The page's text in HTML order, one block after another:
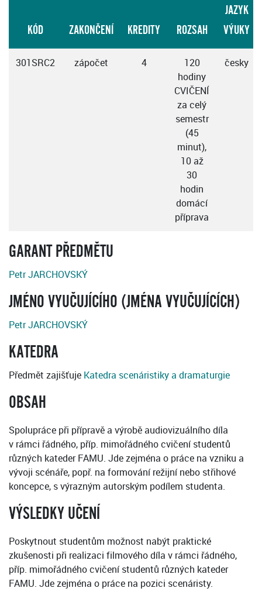
KÓD ZAKONČENÍ KREDITY ROZSAH
JAZYK
VÝUKY
301SRC2 zápočet 4
120
hodiny
CVIČENÍ
za celý
semestr
(45
minut),
10 až
30
hodin
domácí
příprava
česky
GARANT PŘEDMĚTU
Petr JARCHOVSKÝ
JMÉNO VYUČUJÍCÍHO (JMÉNA VYUČUJÍCÍCH)
Petr JARCHOVSKÝ
KATEDRA
Předmět zajišťuje Katedra scenáristiky a dramaturgie
OBSAH
Spolupráce při přípravě a výrobě audiovizuálního díla
v rámci řádného, příp. mimořádného cvičení studentů
různých kateder FAMU. Jde zejména o práce na vzniku a
vývoji scénáře, popř. na formování režijní nebo střihové
koncepce, s výrazným autorským podílem studenta.
VÝSLEDKY UČENÍ
Poskytnout studentům možnost nabýt praktické
zkušenosti při realizaci filmového díla v rámci řádného,
příp. mimořádného cvičení studentů různých kateder
FAMU. Jde zejména o práce na pozici scenáristy.